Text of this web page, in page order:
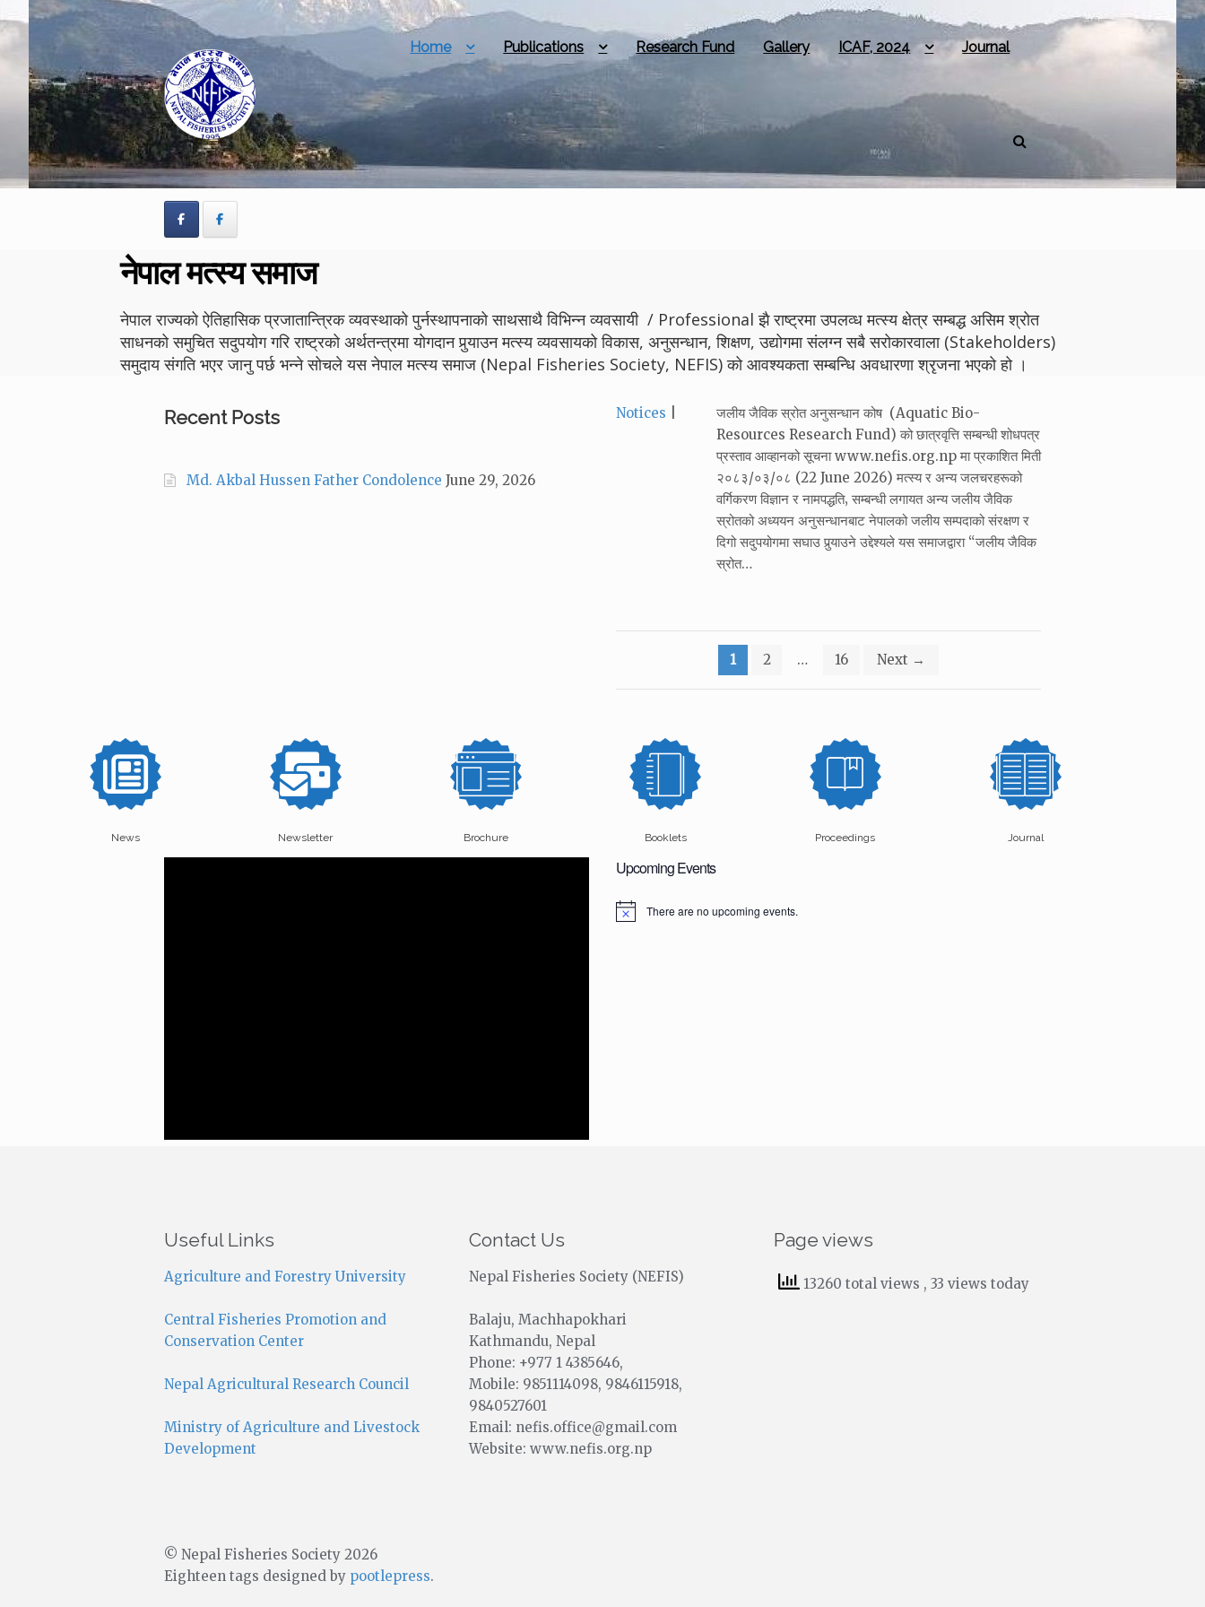
Skip
to
navigation
Skip
to
content
Home Publications Research Fund Gallery ICAF, 2024 Journal
नेपाल मत्स्य समाज
नेपाल राज्यको ऐतिहासिक प्रजातान्त्रिक व्यवस्थाको पुर्नस्थापनाको साथसाथै विभिन्न व्यवसायी / Professional झै राष्ट्रमा उपलव्ध मत्स्य क्षेत्र सम्बद्ध असिम श्रोत
साधनको समुचित सदुपयोग गरि राष्ट्रको अर्थतन्त्रमा योगदान पुर्‍याउन मत्स्य व्यवसायको विकास, अनुसन्धान, शिक्षण, उद्योगमा संलग्न सबै सरोकारवाला (Stakeholders)
समुदाय संगति भएर जानु पर्छ भन्ने सोचले यस नेपाल मत्स्य समाज (Nepal Fisheries Society, NEFIS) को आवश्यकता सम्बन्धि अवधारणा श्रृजना भएको हो ।
Recent Posts
Md. Akbal Hussen Father Condolence June 29, 2026
Categories:
Notices
जलीय जैविक स्रोत अनुसन्धान कोष (Aquatic Bio-
Resources Research Fund) को छात्रवृत्ति सम्बन्धी शोधपत्र
प्रस्ताव आव्हानको सूचना www.nefis.org.np मा प्रकाशित मिती
२०८३/०३/०८ (22 June 2026) मत्स्य र अन्य जलचरहरूको
वर्गिकरण विज्ञान र नामपद्धति‚ सम्बन्धी लगायत अन्य जलीय जैविक
स्रोतको अध्ययन अनुसन्धानबाट नेपालको जलीय सम्पदाको संरक्षण र
दिगो सदुपयोगमा सघाउ पुर्‍याउने उद्देश्यले यस समाजद्वारा “जलीय जैविक
स्रोत…
pagination
1 2 … 16 Next →
News Newsletter Brochure Booklets Proceedings Journal
Upcoming Events
N
There are no upcoming events.
Useful Links
Agriculture and Forestry University
Central Fisheries Promotion and
Conservation Center
Nepal Agricultural Research Council
Ministry of Agriculture and Livestock
Development
Contact Us
Nepal Fisheries Society (NEFIS)
Balaju, Machhapokhari
Kathmandu, Nepal
Phone: +977 1 4385646,
Mobile: 9851114098, 9846115918,
9840527601
Email: nefis.office@gmail.com
Website: www.nefis.org.np
Page views
13260 total views , 33 views today
© Nepal Fisheries Society 2026
Eighteen tags designed by pootlepress.